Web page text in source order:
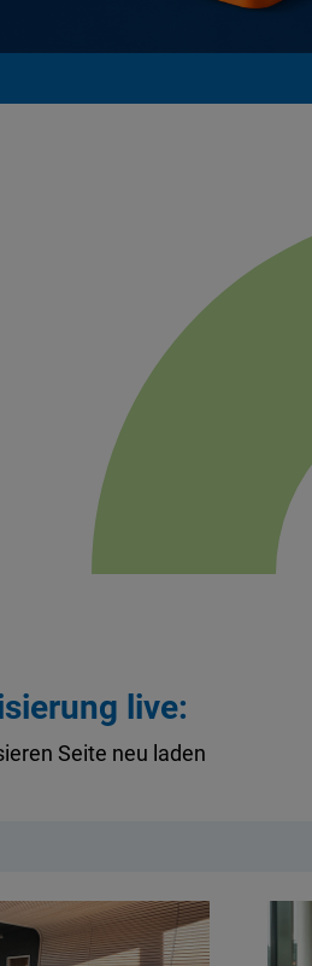
live:
Seite neu laden